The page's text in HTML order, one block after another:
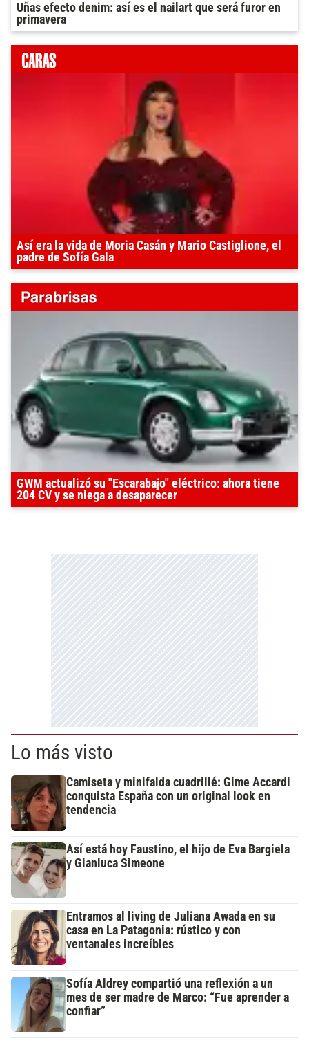
Uñas efecto denim: así es el nailart que será furor en
primavera
Así era la vida de Moria Casán y Mario Castiglione, el
padre de Sofía Gala
GWM actualizó su "Escarabajo" eléctrico: ahora tiene
204 CV y se niega a desaparecer
Lo más visto
Camiseta y minifalda cuadrillé: Gime Accardi
conquista España con un original look en
tendencia
Así está hoy Faustino, el hijo de Eva Bargiela
y Gianluca Simeone
Entramos al living de Juliana Awada en su
casa en La Patagonia: rústico y con
ventanales increíbles
Sofía Aldrey compartió una reflexión a un
mes de ser madre de Marco: “Fue aprender a
confiar”